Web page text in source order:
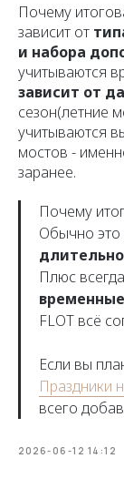
Почему
зависит от
и набора
учитываются
зависит от
сезон(летние
учитываются
мостов -
заранее.
Почему
Обычно это
Плюс
FLOT всё
Если вы
Праздники
всего
2026-06-12 14:12